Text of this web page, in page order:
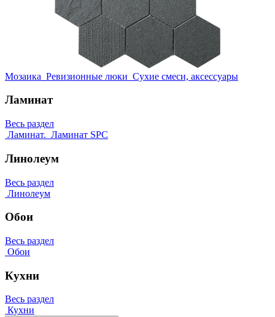
Мозаика Ревизионные люки Сухие смеси, аксессуары
Ламинат
Весь раздел
Ламинат. Ламинат SPC
Линолеум
Весь раздел
Линолеум
Обои
Весь раздел
Обои
Кухни
Весь раздел
Кухни